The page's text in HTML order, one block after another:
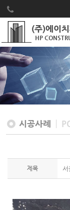
(주)에이
HP
시공사례
제목